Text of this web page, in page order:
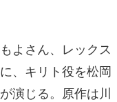
よさん、レックス
、キリト役を松岡
演じる。原作は川